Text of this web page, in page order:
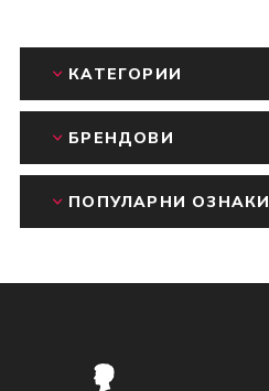
КАТЕГОРИИ
БРЕНДОВИ
ПОПУЛАРНИ ОЗНАКИ